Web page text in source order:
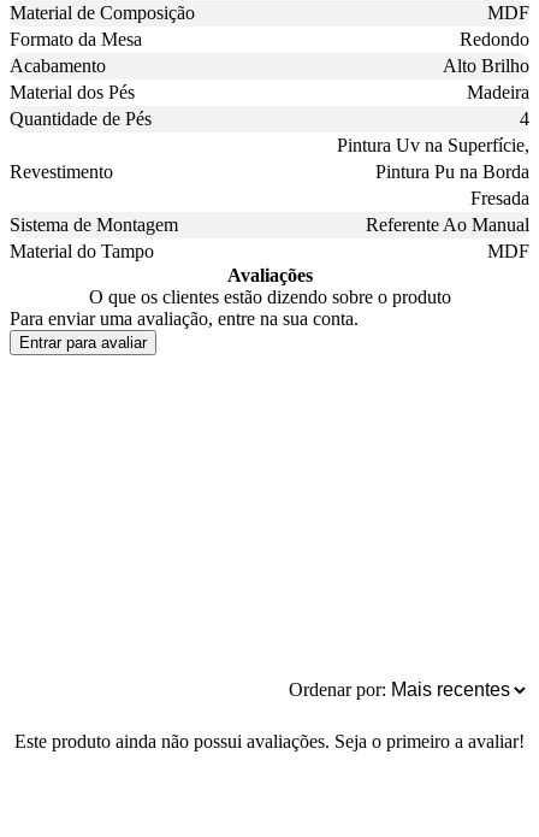
Material de Composição
MDF
Formato da Mesa
Redondo
Acabamento
Alto Brilho
Material dos Pés
Madeira
Quantidade de Pés
4
Revestimento
Pintura Uv na Superfície,
Pintura Pu na Borda
Fresada
Sistema de Montagem
Referente Ao Manual
Material do Tampo
MDF
Avaliações
O que os clientes estão dizendo sobre o produto
Para enviar uma avaliação, entre na sua conta.
Entrar para avaliar
Ordenar por:
Este produto ainda não possui avaliações. Seja o primeiro a avaliar!